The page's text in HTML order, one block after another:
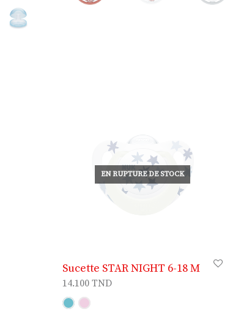
EN RUPTURE DE STOCK
Sucette STAR NIGHT 6-18 M
14.100 TND